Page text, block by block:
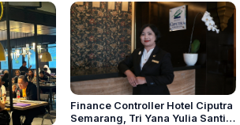
Finance Controller Hotel Ciputra
Semarang, Tri Yana Yulia Santi: